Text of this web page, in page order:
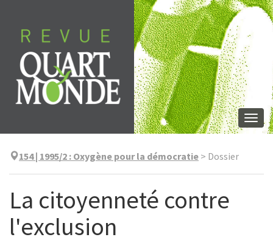
contenu
154 | 1995/2 : Oxygène pour la démocratie > Dossier
La citoyenneté contre
l'exclusion